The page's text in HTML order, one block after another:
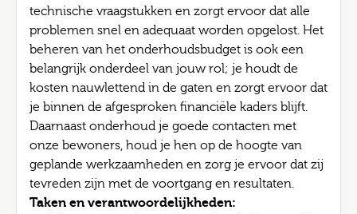
technische vraagstukken en zorgt ervoor dat alle
problemen snel en adequaat worden opgelost. Het
beheren van het onderhoudsbudget is ook een
belangrijk onderdeel van jouw rol; je houdt de
kosten nauwlettend in de gaten en zorgt ervoor dat
je binnen de afgesproken financiële kaders blijft.
Daarnaast onderhoud je goede contacten met
onze bewoners, houd je hen op de hoogte van
geplande werkzaamheden en zorg je ervoor dat zij
tevreden zijn met de voortgang en resultaten.
Taken en verantwoordelijkheden: